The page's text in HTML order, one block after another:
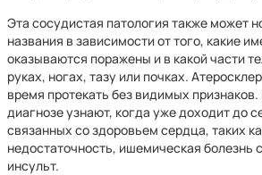
Эта сосудистая патология также может
названия в зависимости от того, какие
оказываются поражены и в какой части
руках, ногах, тазу или почках.
время протекать без видимых
диагнозе узнают, когда уже доходит до
связанных со здоровьем сердца, таких
недостаточность, ишемическая болезнь
инсульт.